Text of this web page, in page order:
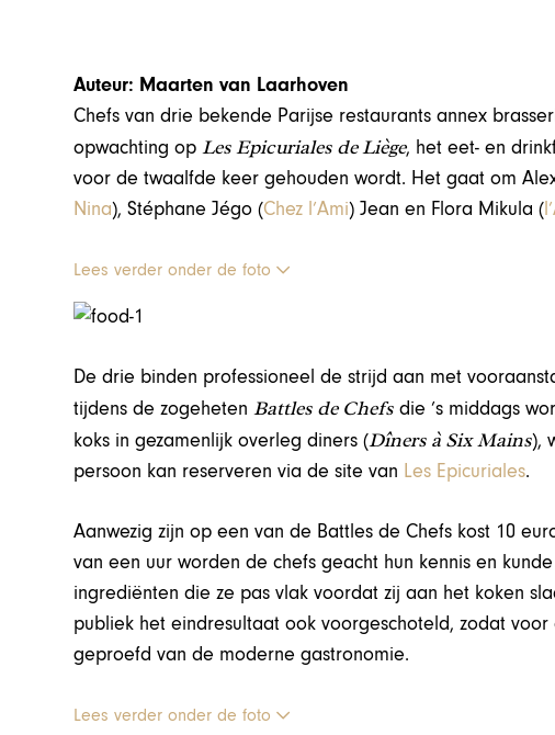
Auteur: Maarten van Laarhoven
Chefs van drie bekende Parijse restaurants annex
opwachting opLes Epicuriales de Liège, het eet- en
voor de twaalfde keer gehouden wordt. Het gaat om
Nina), Stéphane Jégo (Chez l’Ami) Jean en Flora Mikula (
Lees verder onder de foto
De drie binden professioneel de strijd aan met
tijdens de zogehetenBattles de Chefs die ’s middags
koks in gezamenlijk overleg diners (Dîners à Six Mains),
persoon kan reserveren via de site van Les Epicuriales.
Aanwezig zijn op een van de Battles de Chefs kost 10
van een uur worden de chefs geacht hun kennis en
ingrediënten die ze pas vlak voordat zij aan het koken
publiek het eindresultaat ook voorgeschoteld, zodat
geproefd van de moderne gastronomie.
Lees verder onder de foto